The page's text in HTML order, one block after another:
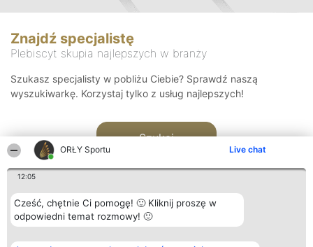
ORŁY Sportu Live chat
12:05
Cześć, chętnie Ci pomogę! 🙂 Kliknij proszę w
odpowiedni temat rozmowy! 🙂
Znajdź specjalistę
Plebiscyt skupia najlepszych w branży
Szukasz specjalisty w pobliżu Ciebie? Sprawdź naszą
wyszukiwarkę. Korzystaj tylko z usług najlepszych!
Szukaj
Organizator plebiscytu Plebiscyt Kontakt